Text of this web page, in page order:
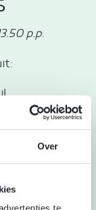
Over
p.p.
dips